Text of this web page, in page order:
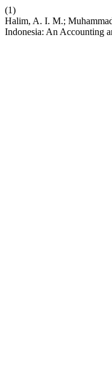
(1)
Halim, A. I. M.;
Indonesia: An Accounting